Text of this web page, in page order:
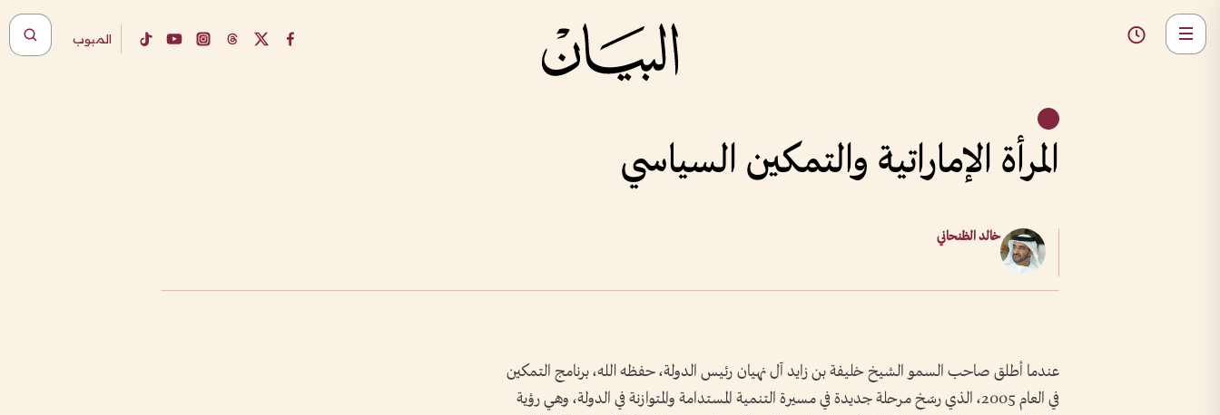
المبوب
المرأة الإماراتية والتمكين السياسي
خالد الظنحاني
عندما أطلق صاحب السمو الشيخ خليفة بن زايد آل نهيان رئيس الدولة، حفظه الله، برنامج التمكين
في العام 2005، الذي رسّخ مرحلة جديدة في مسيرة التنمية المستدامة والمتوازنة في الدولة، وهي رؤية